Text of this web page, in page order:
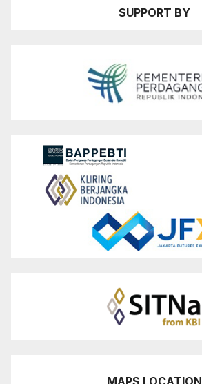
SUPPORT BY
MAPS LOCATION